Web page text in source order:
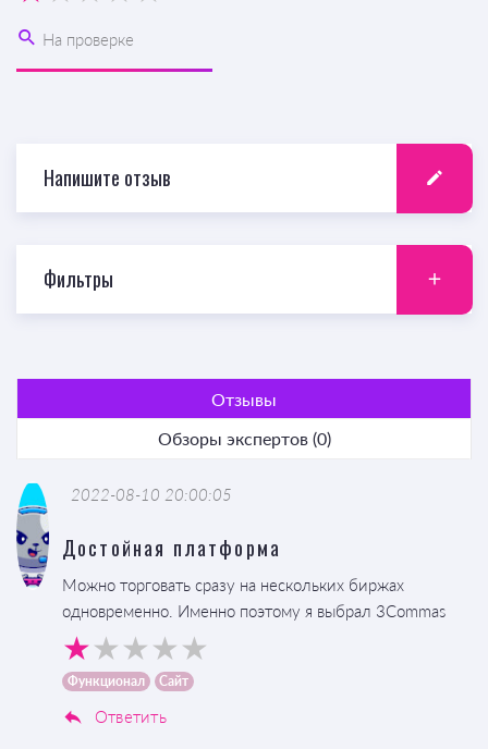
На проверке
Напишите отзыв
Фильтры
Отзывы
Обзоры экспертов (0)
2022-08-10 20:00:05
Достойная платформа
Можно торговать сразу на нескольких биржах
одновременно. Именно поэтому я выбрал 3Commas
Функционал Сайт
Ответить